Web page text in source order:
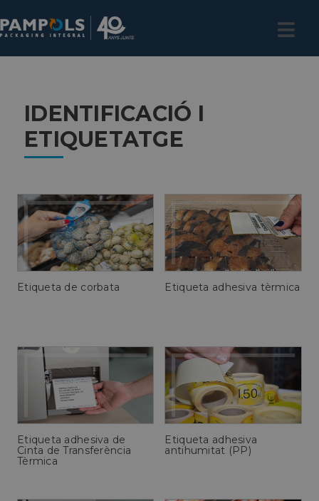
IDENTIFICACIÓ I
ETIQUETATGE
Etiqueta de corbata Etiqueta adhesiva tèrmica
Etiqueta adhesiva de
Cinta de Transferència
Tèrmica
Etiqueta adhesiva
antihumitat (PP)